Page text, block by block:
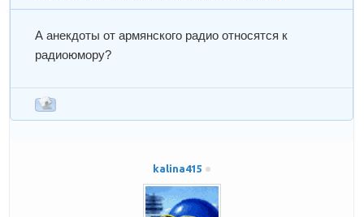
А анекдоты от армянского радио относятся к
радиоюмору?
kalina415